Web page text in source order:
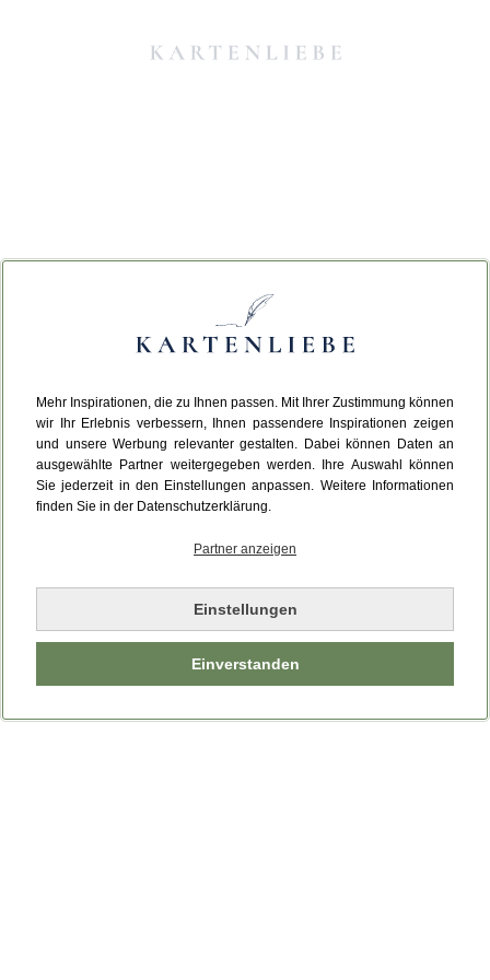
Mehr Inspirationen, die zu Ihnen passen. Mit Ihrer Zustimmung können
wir Ihr Erlebnis verbessern, Ihnen passendere Inspirationen zeigen
und unsere Werbung relevanter gestalten. Dabei können Daten an
ausgewählte Partner weitergegeben werden. Ihre Auswahl können
Sie jederzeit in den Einstellungen anpassen. Weitere Informationen
finden Sie in der Datenschutzerklärung.
Partner anzeigen
Einstellungen
Einverstanden
Da ist etwas schiefgelaufen.
Leider ist ein technischer Fehler aufgetreten.
Bitte laden Sie die Seite neu.